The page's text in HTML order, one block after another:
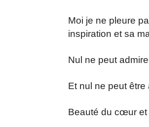
Moi je ne pleure
inspiration et sa
Nul ne peut
Et nul ne peut être
Beauté du cœur et